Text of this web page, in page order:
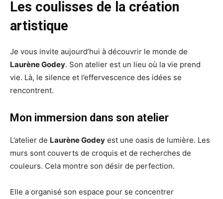
Les coulisses de la création
artistique
Je vous invite aujourd’hui à découvrir le monde de
Laurène Godey. Son atelier est un lieu où la vie prend
vie. Là, le silence et l’effervescence des idées se
rencontrent.
Mon immersion dans son atelier
L’atelier de Laurène Godey est une oasis de lumière. Les
murs sont couverts de croquis et de recherches de
couleurs. Cela montre son désir de perfection.
Elle a organisé son espace pour se concentrer